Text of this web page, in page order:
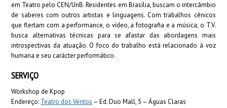
em Teatro pelo CEN/UnB. Residentes em Brasília, buscam o intercâmbio
de saberes com outros artistas e linguagens. Com trabalhos cênicos
que flertam com a performance, o vídeo, a fotografia e a música, o T.V.
busca alternativas técnicas para se afastar das abordagens mais
introspectivas da atuação. O foco do trabalho está relacionado à voz
humana e seu carácter performático.
SERVIÇO
Workshop de Kpop
Endereço: Teatro dos Ventos – Ed. Duo Mall, 5 – Águas Claras